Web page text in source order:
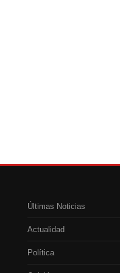
Últimas Noticias
Actualidad
Política